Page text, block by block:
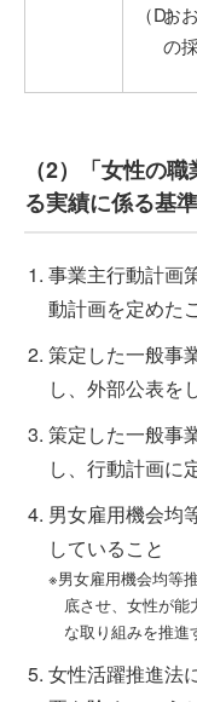
お
の
（2）「女性の
る実績に係る基
事業主行動計画
動計画を定めた
策定した一般事
し、外部公表を
策定した一般事
し、行動計画に
男女雇用機会均
していること
※男女雇用機会均等
底させ、女性が
な取り組みを推進
女性活躍推進法